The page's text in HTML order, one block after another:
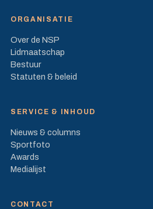
ORGANISATIE
Over de NSP
Lidmaatschap
Bestuur
Statuten & beleid
SERVICE & INHOUD
Nieuws & columns
Sportfoto
Awards
Medialijst
CONTACT